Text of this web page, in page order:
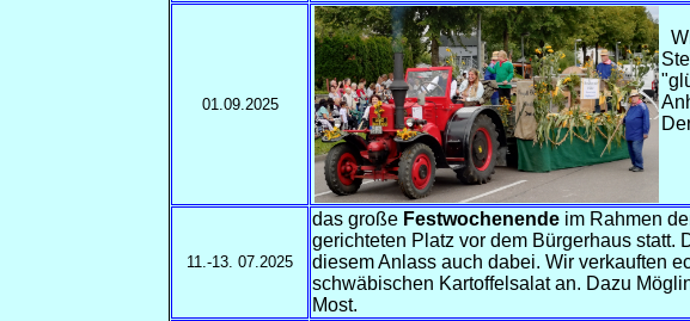
01.09.2025
11.-13. 07.2025
das große Festwochenende im Rahmen
gerichteten Platz vor dem Bürgerhaus statt.
diesem Anlass auch dabei. Wir verkauften
schwäbischen Kartoffelsalat an. Dazu
Most.